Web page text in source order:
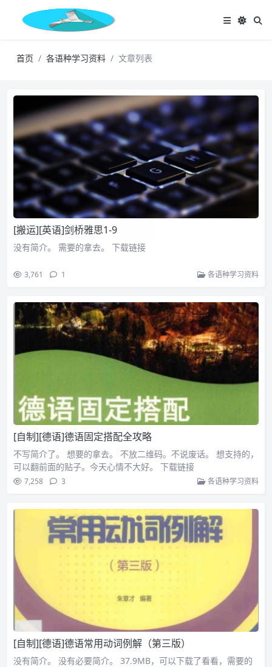
首页 各语种学习资料 文章列表
[搬运][英语]剑桥雅思1-9
没有简介。 需要的拿去。 下载链接
3,761 1 各语种学习资料
[自制][德语]德语固定搭配全攻略
不写简介了。 想要的拿去。 不放二维码。不说废话。 想支持的，
可以翻前面的贴子。今天心情不大好。 下载链接
7,258 3 各语种学习资料
[自制][德语]德语常用动词例解（第三版）
没有简介。 没有必要简介。 37.9MB，可以下载了看看，需要的